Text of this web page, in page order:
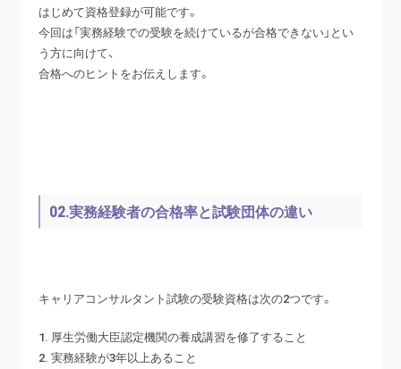
はじめて資格登録が可能です。
今回は「実務経験での受験を続けているが合格できない」とい
う方に向けて、
合格へのヒントをお伝えします。
02.実務経験者の合格率と試験団体の違い
キャリアコンサルタント試験の受験資格は次の2つです。
1. 厚生労働大臣認定機関の養成講習を修了すること
2. 実務経験が3年以上あること